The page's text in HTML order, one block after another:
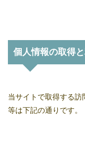
個人情報の取得
当サイトで取得する
等は下記の通りです。